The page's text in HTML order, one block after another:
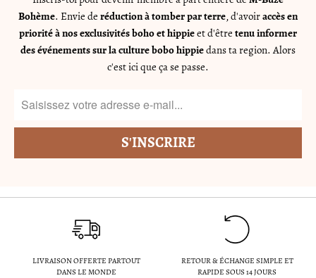
Bohème. Envie de réduction à tomber par terre, d'avoiraccès en
priorité à nos exclusivités boho et hippieet d'être tenu informer
des événements sur la culture bobo hippiedans ta region. Alors
c'est ici que ça se passe.
LIVRAISON OFFERTE PARTOUT
DANS LE MONDE
RETOUR & ÉCHANGE SIMPLE ET
RAPIDE SOUS 14 JOURS